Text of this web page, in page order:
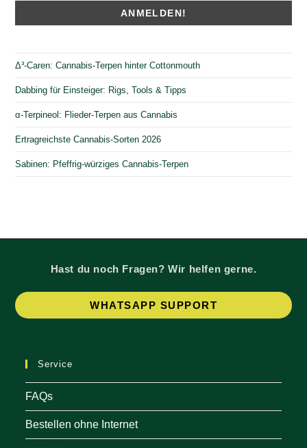
Δ³-Caren: Cannabis-Terpen hinter Cottonmouth
Dabbing für Einsteiger: Rigs, Tools & Tipps
α-Terpineol: Flieder-Terpen aus Cannabis
Ertragreichste Cannabis-Sorten 2026
Sabinen: Pfeffrig-würziges Cannabis-Terpen
Hast du noch Fragen? Wir helfen gerne.
WHATSAPP SUPPORT
Service
FAQs
Bestellen ohne Internet